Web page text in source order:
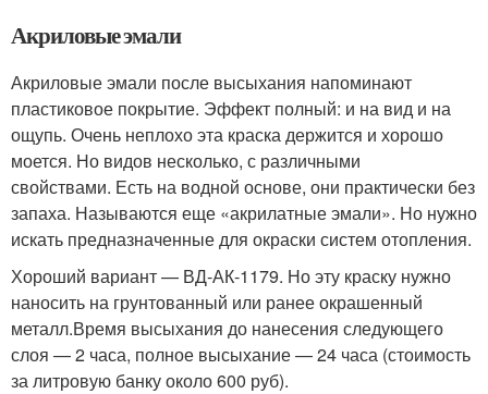
Акриловые эмали
Акриловые эмали после высыхания напоминают
пластиковое покрытие. Эффект полный: и на вид и на
ощупь. Очень неплохо эта краска держится и хорошо
моется. Но видов несколько, с различными
свойствами. Есть на водной основе, они практически без
запаха. Называются еще «акрилатные эмали». Но нужно
искать предназначенные для окраски систем отопления.
Хороший вариант — ВД-АК-1179. Но эту краску нужно
наносить на грунтованный или ранее окрашенный
металл.Время высыхания до нанесения следующего
слоя — 2 часа, полное высыхание — 24 часа (стоимость
за литровую банку около 600 руб).